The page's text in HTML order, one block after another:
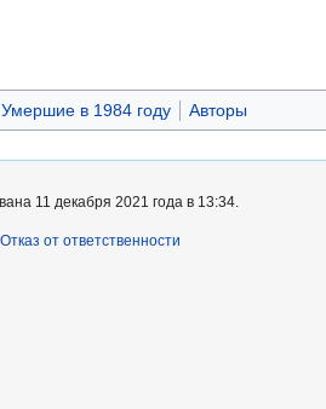
Умершие в 1984 году Авторы
11 декабря 2021 года в 13:34.
Отказ от ответственности